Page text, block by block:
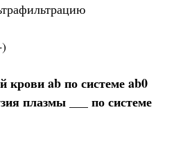
крови ab по системе ab0
плазмы ___ по системе